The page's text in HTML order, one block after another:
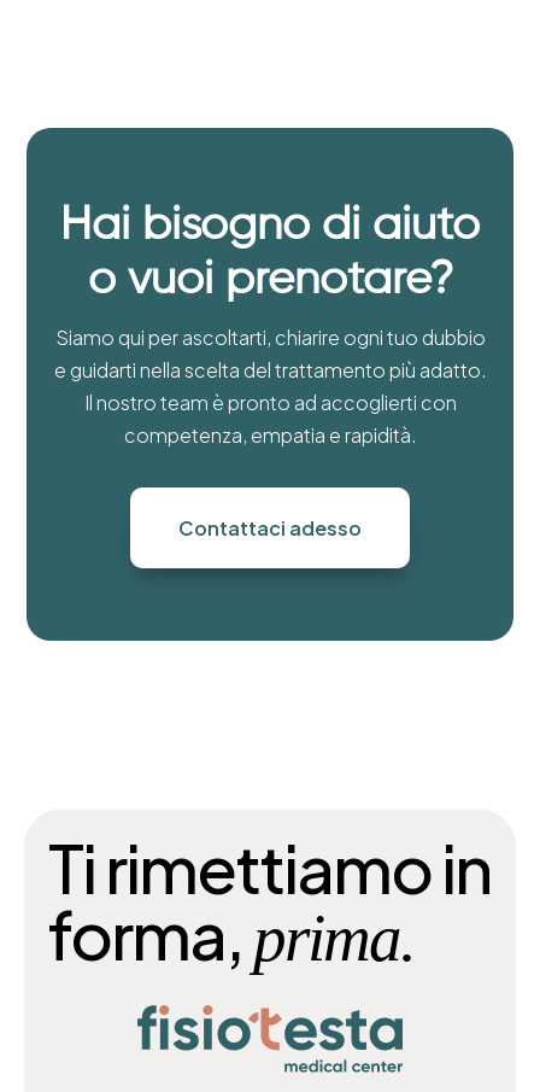
Hai bisogno di aiuto
o vuoi prenotare?
Siamo qui per ascoltarti, chiarire ogni tuo dubbio
e guidarti nella scelta del trattamento più adatto.
Il nostro team è pronto ad accoglierti con
competenza, empatia e rapidità.
Contattaci adesso
Ti rimettiamo in
forma, prima.